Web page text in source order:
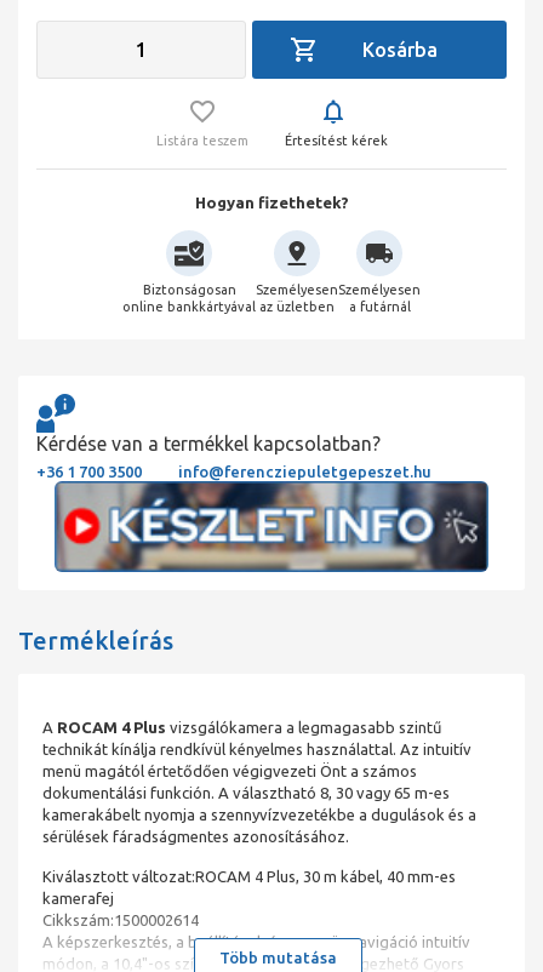
Listára teszem Értesítést kérek
Hogyan fizethetek?
Biztonságosan
online bankkártyával
Személyesen
az üzletben
Személyesen
a futárnál
Kérdése van a termékkel kapcsolatban?
+36 1 700 3500 info@ferencziepuletgepeszet.hu
Termékleírás
A ROCAM 4 Plus vizsgálókamera a legmagasabb szintű
technikát kínálja rendkívül kényelmes használattal. Az intuitív
menü magától értetődően végigvezeti Önt a számos
dokumentálási funkción. A választható 8, 30 vagy 65 m-es
kamerakábelt nyomja a szennyvízvezetékbe a dugulások és a
sérülések fáradságmentes azonosításához.
Kiválasztott változat:ROCAM 4 Plus, 30 m kábel, 40 mm-es
kamerafej
Cikkszám:1500002614
A képszerkesztés, a beállítások és a menüs navigáció intuitív
módon, a 10,4"-os színes érintőképernyőn végezhető Gyors
Több mutatása